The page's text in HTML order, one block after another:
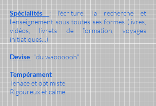
Spécialités : l'écriture, la recherche et
l'enseignement sous toutes ses formes (livres,
vidéos, livrets de formation, voyages
initiatiques...)
Devise : "du waoooooh"
Tempérament
Tenace et optimiste
Rigoureux et calme